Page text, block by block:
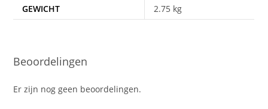
GEWICHT 2.75 kg
Beoordelingen
Er zijn nog geen beoordelingen.